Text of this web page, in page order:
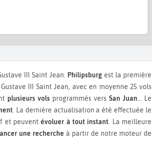
III Saint Jean. Philipsburg est la première
III Saint Jean, avec en moyenne 25 vols
plusieurs vols programmés versSan Juan
Le
. La dernière actualisation a été effectuée le
et peuventévoluer à tout instant . La meilleure
une recherche à partir de notre moteur de